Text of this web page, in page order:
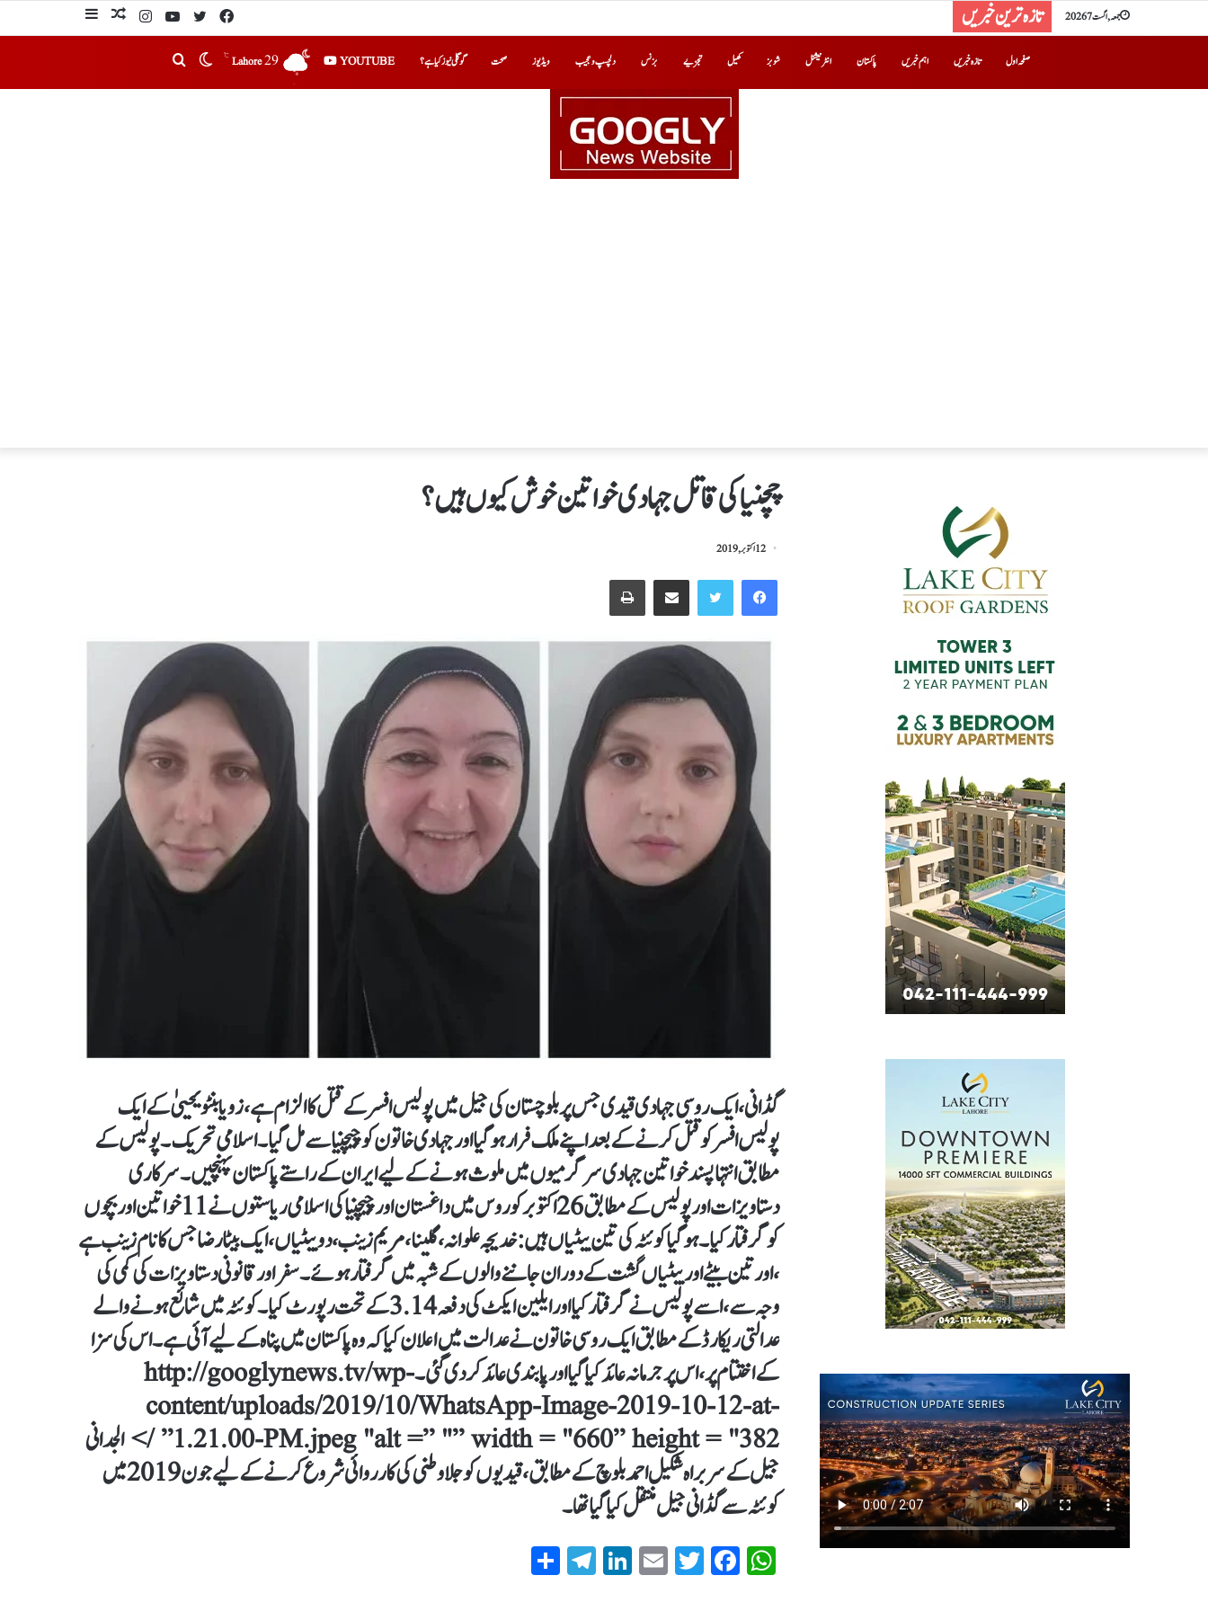
جمعہ, اگست 7 2026 تازہ ترین خبریں
صفحہ اول تازہ خبریں اہم خبریں پاکستان انٹرنیشنل شوبز کھیل تجزیے بزنس دلچسپ و عجیب ویڈیوز صحت گوگلی نیوز کیا ہے؟ YOUTUBE
Lahore29
℃
چچنیا کی قاتل جہادی خواتین خوش کیوں ہیں؟
12 اکتوبر, 2019
گڈانی ، ایک روسی جہادی قیدی جس پر بلوچستان کی جیل میں پولیس افسر کے قتل کا الزام ہے ، زویا بنٹو یحییٰ کے ایک
پولیس افسر کو قتل کرنے کے بعد اپنے ملک فرار ہوگیا اور جہادی خاتون کو چیچنیا سے مل گیا۔ اسلامی تحریک۔ پولیس کے
مطابق انتہا پسند خواتین جہادی سرگرمیوں میں ملوث ہونے کے لیے ایران کے راستے پاکستان پہنچیں۔ سرکاری
دستاویزات اور پولیس کے مطابق 26 اکتوبر کو روس میں داغستان اور چیچنیا کی اسلامی ریاستوں نے 11 خواتین اور بچوں
کو گرفتار کیا۔ ہو گیا کوئٹہ کی تین بیٹیاں ہیں: خدیجہ علوانہ ، گلینا ، مریم زینب ، دو بیٹیاں ، ایک بیٹا رضا جس کا نام زینب ہے
، اور تین بیٹے اور بیٹیاں گشت کے دوران جاننے والوں کے شبہ میں گرفتار ہوئے۔ سفر اور قانونی دستاویزات کی کمی کی
وجہ سے ، اسے پولیس نے گرفتار کیا اور ایلین ایکٹ کی دفعہ 3.14 کے تحت رپورٹ کیا۔ کوئٹہ میں شائع ہونے والے
عدالتی ریکارڈ کے مطابق ایک روسی خاتون نے عدالت میں اعلان کیا کہ وہ پاکستان میں پناہ کے لیے آئی ہے۔ اس کی سزا
کے اختتام پر ، اس پر جرمانہ عائد کیا گیا اور پابندی عائد کردی گئی۔ http://googlynews.tv/wp-
content/uploads/2019/10/WhatsApp-Image-2019-10-12-at-
1.21.00-PM.jpeg "alt =” "” width = "660” height = "382” /> الجدانی
جیل کے سربراہ شکیل احمد بلوچ کے مطابق ، قیدیوں کو جلاوطنی کی کارروائی شروع کرنے کے لیے جون 2019 میں
کوئٹہ سے گڈانی جیل منتقل کیا گیا تھا۔
W
ha
Fa
ce
T
wi
E
m
Li
nk
T
el